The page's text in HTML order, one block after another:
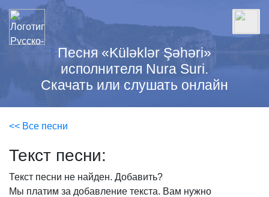
Песня «Küləklər Şəhəri»
исполнителя Nura Suri.
Скачать или слушать онлайн
<< Все песни
Текст песни:
Текст песни не найден. Добавить?
Мы платим за добавление текста. Вам нужно